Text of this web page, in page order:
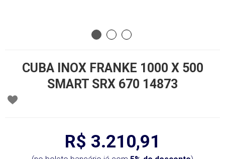
CUBA INOX FRANKE 1000 X 500
SMART SRX 670 14873
R$ 3.210,91